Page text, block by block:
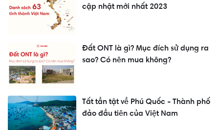
cập nhật mới nhất 2023
Đất ONT là gì? Mục đích sử dụng ra
sao? Có nên mua không?
Tất tần tật về Phú Quốc - Thành phố
đảo đầu tiên của Việt Nam